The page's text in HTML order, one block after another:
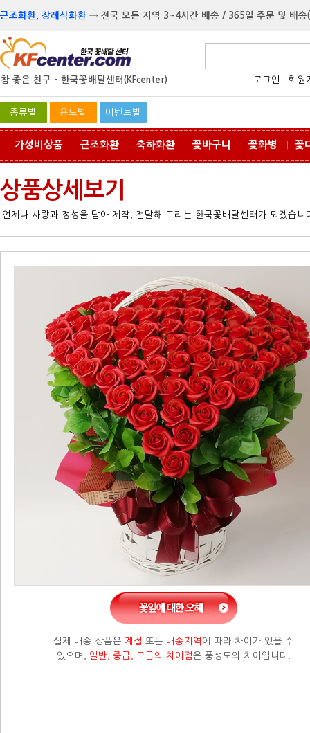
근조화환, 장례식화환 → 전국 모든 지역 3~4시간 배송 / 365일 주문 및 배
참 좋은 친구 - 한국꽃배달센터(KFcenter) 로그인 회원
종류별 용도별 이벤트별
가성비상품 근조화환 축하화환 꽃바구니 꽃화병 꽃
상품상세보기
언제나 사랑과 정성을 담아 제작, 전달해 드리는 한국꽃배달센터가 되겠습니
실제 배송 상품은 계절 또는 배송지역 에 따라 차이가 있을 수
있으며, 일반, 중급, 고급의 차이점은 풍성도의 차이입니다.